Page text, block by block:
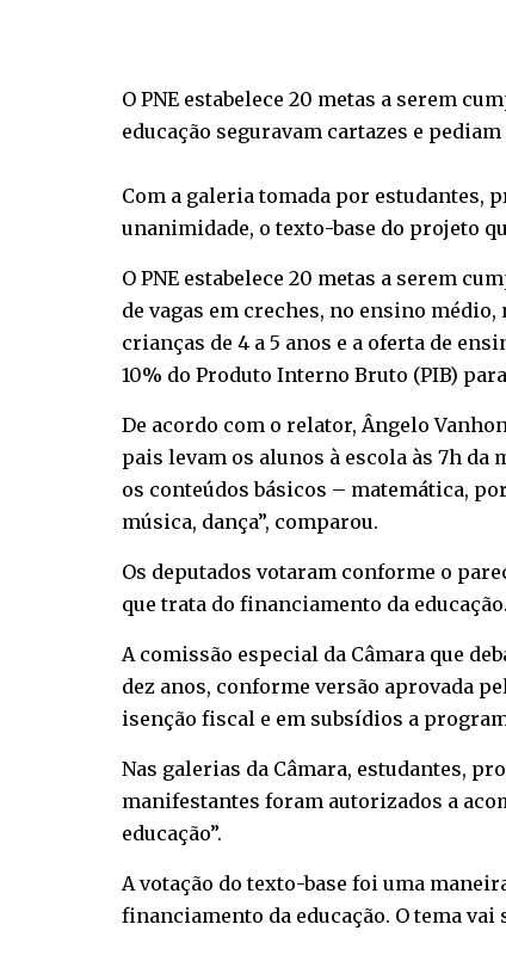
O PNE estabelece 20 metas a serem
educação seguravam cartazes e pediam
Com a galeria tomada por estudantes,
unanimidade, o texto-base do projeto
O PNE estabelece 20 metas a serem
de vagas em creches, no ensino
crianças de 4 a 5 anos e a oferta de
10% do Produto Interno Bruto (PIB)
De acordo com o relator, Ângelo
pais levam os alunos à escola às 7h
os conteúdos básicos – matemática,
música, dança”, comparou.
Os deputados votaram conforme o
que trata do financiamento da educação.
A comissão especial da Câmara que
dez anos, conforme versão aprovada
isenção fiscal e em subsídios a
Nas galerias da Câmara, estudantes,
manifestantes foram autorizados a
educação”.
A votação do texto-base foi uma
financiamento da educação. O tema